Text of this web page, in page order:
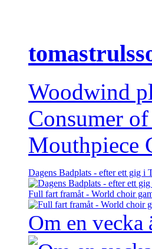
Woodwind
Consumer
Mouthpiece
Dagens Badplats - efter ett gig i
Full fart framåt - World choir
Om en vecka